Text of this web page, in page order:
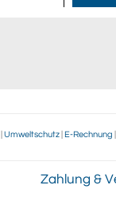
Umweltschutz E-Rechnung
Zahlung &